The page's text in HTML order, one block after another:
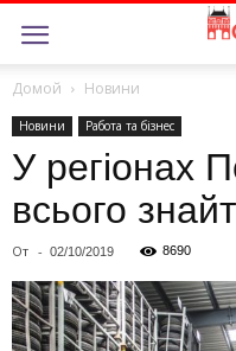
Домой Новини
Новини Работа та бiзнес
У регіонах
всього
От - 02/10/2019 8690